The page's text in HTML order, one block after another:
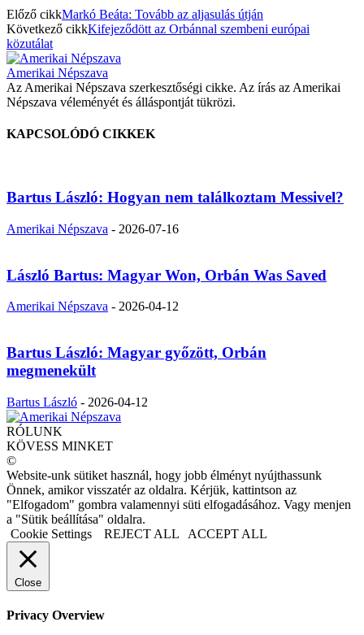
Előző cikkMarkó Beáta: Tovább az aljasulás útján
Következő cikkKifejeződött az Orbánnal szembeni európai
közutálat
Amerikai Népszava
Az Amerikai Népszava szerkesztőségi cikke. Az írás az Amerikai
Népszava véleményét és álláspontját tükrözi.
KAPCSOLÓDÓ CIKKEK
Bartus László: Hogyan nem találkoztam Messivel?
Amerikai Népszava - 2026-07-16
László Bartus: Magyar Won, Orbán Was Saved
Amerikai Népszava - 2026-04-12
Bartus László: Magyar győzött, Orbán
megmenekült
Bartus László - 2026-04-12
RÓLUNK
KÖVESS MINKET
©
Website-unk sütiket használ, hogy jobb élményt nyújthassunk
Önnek, amikor visszatér az oldalra. Kérjük, kattintson az
"Elfogadom" gombra valamennyi süti elfogadásához. Vagy menjen
a "Sütik beállítása" oldalra.
Cookie Settings
REJECT ALL ACCEPT ALL
Close
Privacy Overview